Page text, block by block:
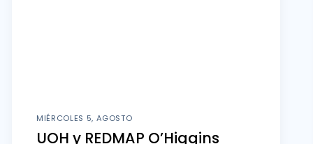
MIÉRCOLES 5, AGOSTO
UOH y REDMAP O’Higgins